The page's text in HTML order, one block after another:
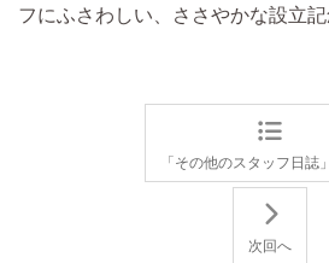
フにふさわしい、ささやかな設立記
「その他のスタッフ日誌
次回へ